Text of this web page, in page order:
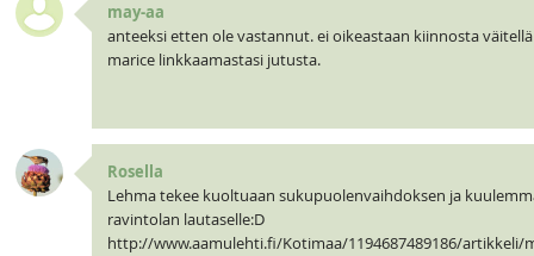
may-aa
anteeksi etten ole vastannut. ei oikeastaan kiinnosta
marice linkkaamastasi jutusta.
Rosella
Lehma tekee kuoltuaan sukupuolenvaihdoksen ja
ravintolan lautaselle:D
http://www.aamulehti.fi/Kotimaa/1194687489186/